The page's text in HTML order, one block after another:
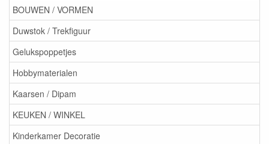
BOUWEN / VORMEN
Duwstok / Trekfiguur
Gelukspoppetjes
Hobbymaterialen
Kaarsen / Dipam
KEUKEN / WINKEL
Kinderkamer Decoratie